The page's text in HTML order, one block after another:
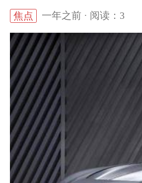
焦点 一年之前 · 阅读：3